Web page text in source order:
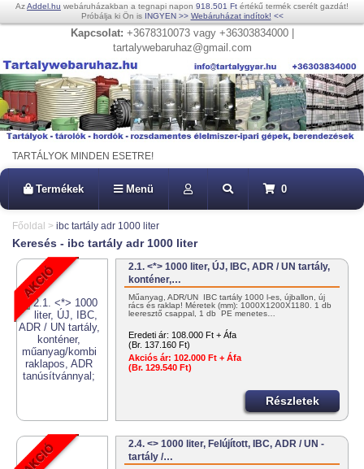
AzAddel.hu webáruházakban a tegnapi napon 918.501 Ft értékű termék cserélt gazdát!
Próbálja ki Ön is INGYEN >> Webáruházat indítok! <<
Kapcsolat: +3678310073 vagy +36303834000 |
tartalywebaruhaz@gmail.com
TARTÁLYOK MINDEN ESETRE!
Termékek Menü 0
Főoldal > ibc tartály adr 1000 liter
Keresés - ibc tartály adr 1000 liter
2.1. <*> 1000 liter, ÚJ, IBC, ADR / UN tartály,
konténer,…
Műanyag, ADR/UN IBC tartály 1000 l-es, újballon, új
rács és raklap! Méretek (mm): 1000X1200X1180. 1 db
leeresztő csappal, 1 db PE menetes…
Eredeti ár: 108.000 Ft + Áfa
(Br. 137.160 Ft)
Akciós ár: 102.000 Ft + Áfa
(Br. 129.540 Ft)
Részletek
2.4. <> 1000 liter, Felújított, IBC, ADR / UN -
tartály /…